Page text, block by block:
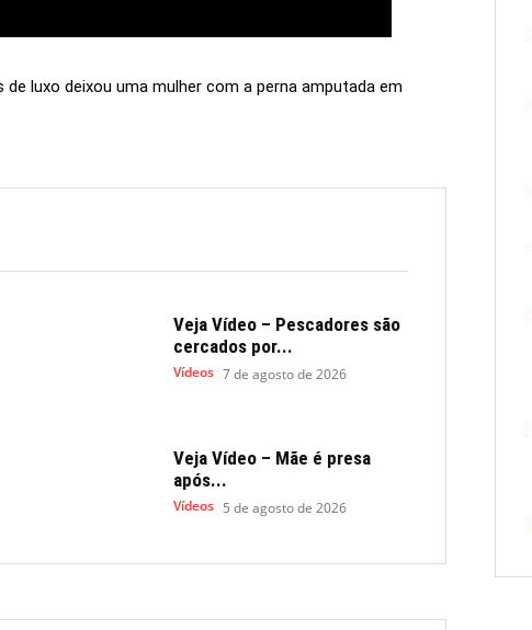
luxo deixou uma mulher com a perna amputada em
Veja Vídeo – Pescadores são
cercados por...
Vídeos 7 de agosto de 2026
Veja Vídeo – Mãe é presa
após...
Vídeos 5 de agosto de 2026